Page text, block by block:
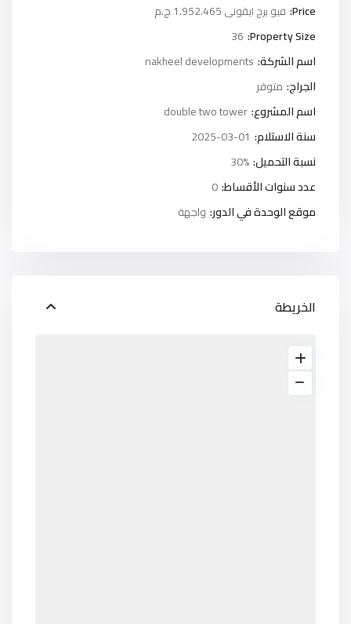
Price: فيو برج ايقونى
Property Size:
36
اسم الشركة: nakheel developments
الجراج: متوفر
اسم المشروع:double two tower
سنة الاستلام: 2025-03-01
نسبة التحميل:30%
عدد سنوات الأقساط:0
موقع الوحدة في الدور: واجهة
الخريطة